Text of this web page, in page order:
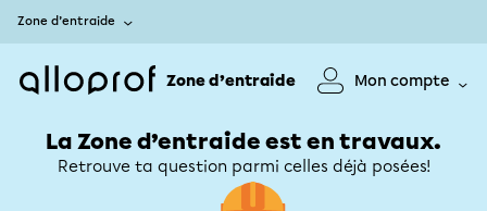
Zone d’entraide
Zone d’entraide Mon compte
La Zone d’entraide est en travaux.
Retrouve ta question parmi celles déjà posées!